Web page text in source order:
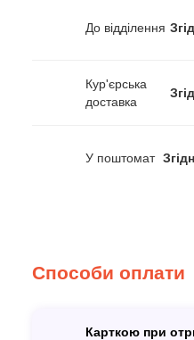
До відділення
Кур'єрська
доставка
У поштомат
Способи оплати
Карткою при